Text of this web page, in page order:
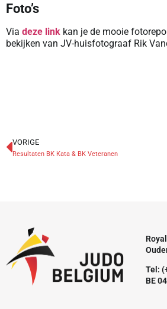
Foto’s
Via deze link kan je de mooie
bekijken van JV-huisfotograaf Rik
VORIGE
Resultaten BK Kata & BK Veteranen
Tel:
BE